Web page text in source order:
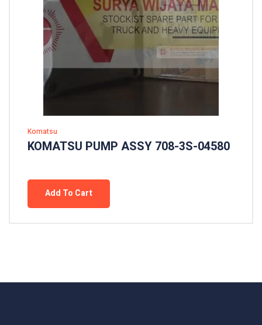
Komatsu
KOMATSU PUMP ASSY 708-3S-04580
Add To Cart